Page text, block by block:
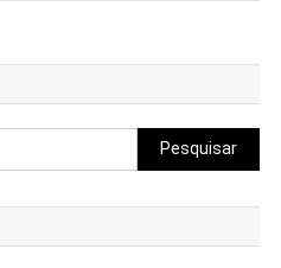
Pesquisar
por: